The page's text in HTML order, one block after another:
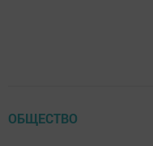
ОБЩЕСТВО